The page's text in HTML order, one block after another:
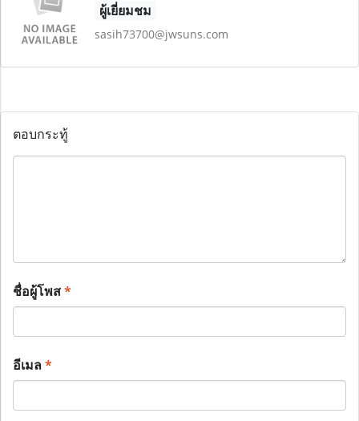
ผู้เยี่ยมชม
sasih73700@jwsuns.com
ตอบกระทู้
ชื่อผู้โพส*
อีเมล*